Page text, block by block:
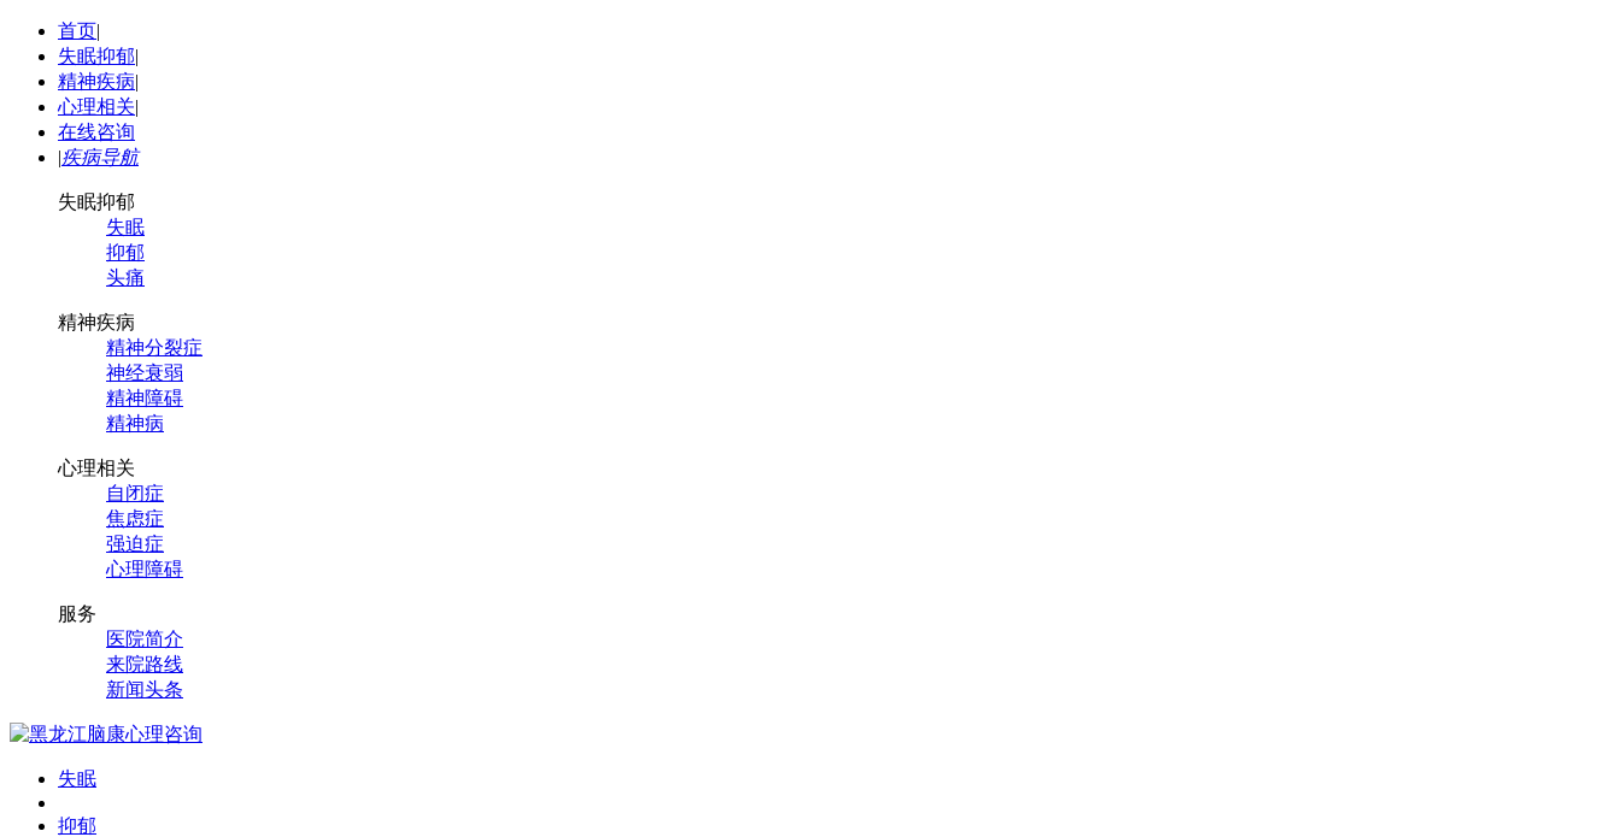
首页|
失眠抑郁|
精神疾病|
心理相关|
在线咨询
|疾病导航
失眠抑郁
失眠
抑郁
头痛
精神疾病
精神分裂症
神经衰弱
精神障碍
精神病
心理相关
自闭症
焦虑症
强迫症
心理障碍
服务
医院简介
来院路线
新闻头条
失眠
抑郁